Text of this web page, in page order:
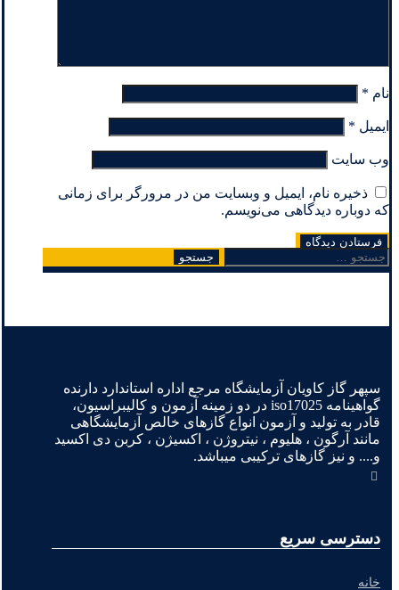
نام *
ایمیل *
وب‌ سایت
ذخیره نام، ایمیل و وبسایت من در مرورگر برای زمانی
که دوباره دیدگاهی می‌نویسم.
جستجو
برای:
سپهر گاز کاویان آزمایشگاه مرجع اداره استاندارد دارنده
گواهینامه iso17025 در دو زمینه آزمون و کالیبراسیون،
قادر به تولید و آزمون انواع گازهای خالص آزمایشگاهی
مانند آرگون ، هلیوم ، نیتروژن ، اکسیژن ، کربن دی اکسید
و.... و نیز گازهای ترکیبی میباشد.
دسترسی سریع
خانه